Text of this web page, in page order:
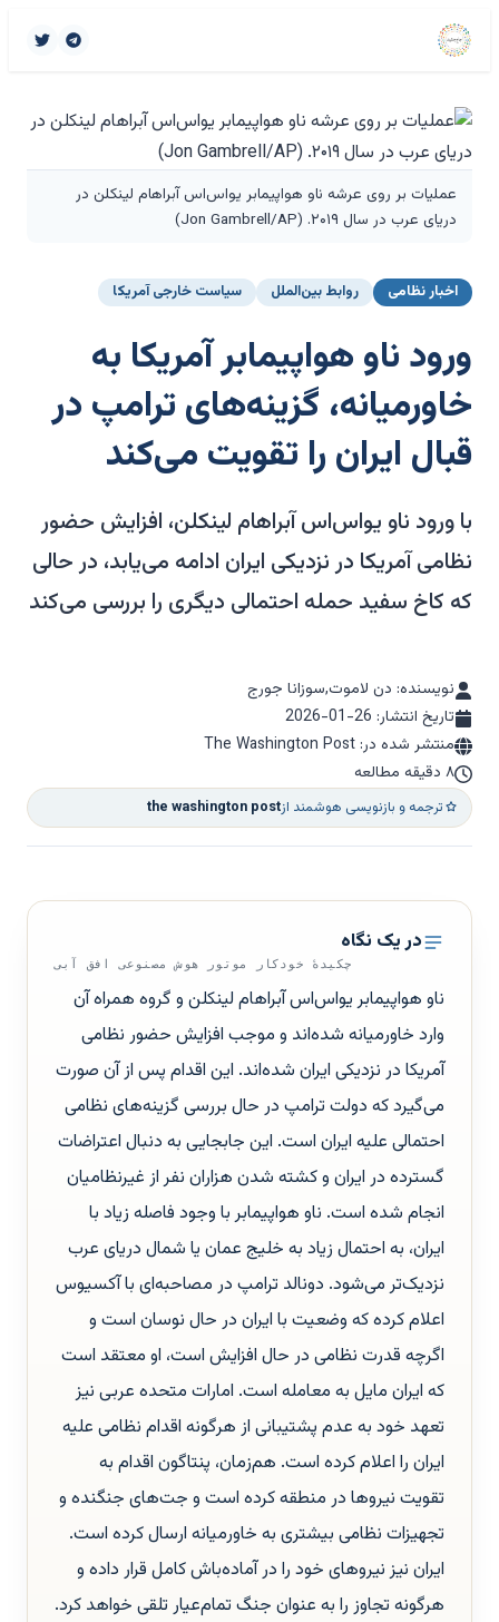
عملیات بر روی عرشه ناو هواپیمابر یواس‌اس آبراهام لینکلن در
دریای عرب در سال ۲۰۱۹. (Jon Gambrell/AP)
اخبار نظامی روابط بین‌الملل سیاست خارجی آمریکا
ورود ناو هواپیمابر آمریکا به
خاورمیانه، گزینه‌های ترامپ در
قبال ایران را تقویت می‌کند
با ورود ناو یواس‌اس آبراهام لینکلن، افزایش حضور
نظامی آمریکا در نزدیکی ایران ادامه می‌یابد، در حالی
که کاخ سفید حمله احتمالی دیگری را بررسی می‌کند
نویسنده: دن لاموت,سوزانا جورج
تاریخ انتشار: 2026-01-26
منتشر شده در: The Washington Post
۸ دقیقه مطالعه
ترجمه و بازنویسی هوشمند ازthe washington post
در یک نگاه
چکیدهٔ خودکار موتور هوش مصنوعی افق آبی
ناو هواپیمابر یواس‌اس آبراهام لینکلن و گروه همراه آن
وارد خاورمیانه شده‌اند و موجب افزایش حضور نظامی
آمریکا در نزدیکی ایران شده‌اند. این اقدام پس از آن صورت
می‌گیرد که دولت ترامپ در حال بررسی گزینه‌های نظامی
احتمالی علیه ایران است. این جابجایی به دنبال اعتراضات
گسترده در ایران و کشته شدن هزاران نفر از غیرنظامیان
انجام شده است. ناو هواپیمابر با وجود فاصله زیاد با
ایران، به احتمال زیاد به خلیج عمان یا شمال دریای عرب
نزدیک‌تر می‌شود. دونالد ترامپ در مصاحبه‌ای با آکسیوس
اعلام کرده که وضعیت با ایران در حال نوسان است و
اگرچه قدرت نظامی در حال افزایش است، او معتقد است
که ایران مایل به معامله است. امارات متحده عربی نیز
تعهد خود به عدم پشتیبانی از هرگونه اقدام نظامی علیه
ایران را اعلام کرده است. هم‌زمان، پنتاگون اقدام به
تقویت نیروها در منطقه کرده است و جت‌های جنگنده و
تجهیزات نظامی بیشتری به خاورمیانه ارسال کرده است.
ایران نیز نیروهای خود را در آماده‌باش کامل قرار داده و
هرگونه تجاوز را به عنوان جنگ تمام‌عیار تلقی خواهد کرد.